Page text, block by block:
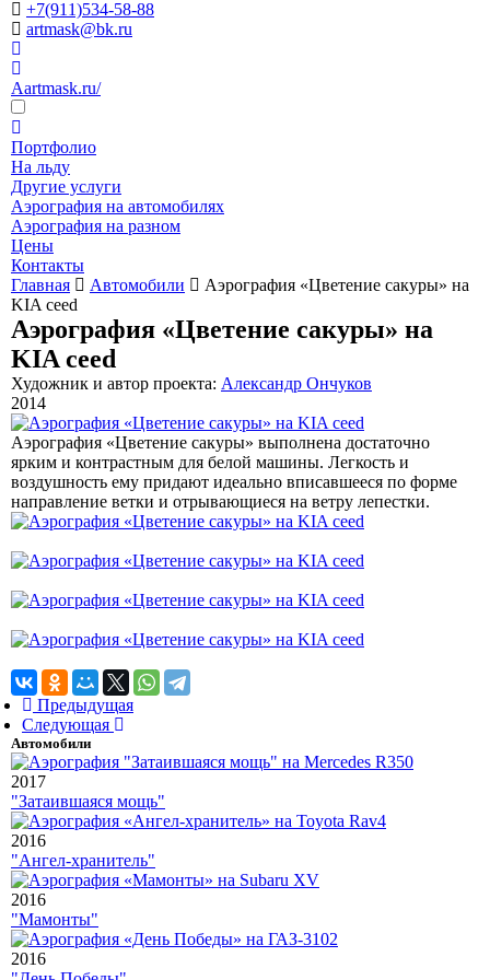
+7(911)534-58-88
artmask@bk.ru
Aartmask.ru/
Портфолио
На льду
Другие услуги
Аэрография на автомобилях
Аэрография на разном
Цены
Контакты
Главная
Автомобили
Аэрография «Цветение сакуры» на
KIA ceed
Аэрография «Цветение сакуры» на
KIA ceed
Художник и автор проекта: Александр Ончуков
2014
Аэрография «Цветение сакуры» выполнена достаточно
ярким и контрастным для белой машины. Легкость и
воздушность ему придают идеально вписавшееся по форме
направление ветки и отрывающиеся на ветру лепестки.
Предыдущая
Следующая
Автомобили
2017
"Затаившаяся мощь"
2016
"Ангел-хранитель"
2016
"Мамонты"
2016